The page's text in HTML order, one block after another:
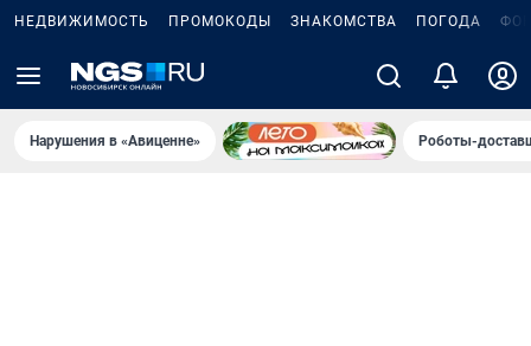
НЕДВИЖИМОСТЬ ПРОМОКОДЫ ЗНАКОМСТВА ПОГОДА
Нарушения в «Авиценне» Роботы-